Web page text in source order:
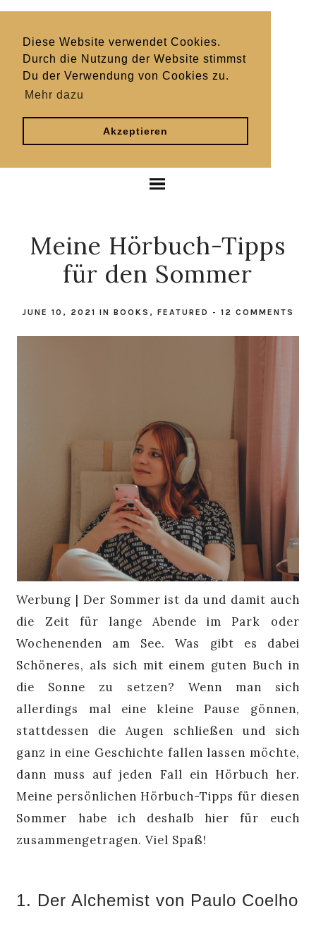
Diese Website verwendet Cookies.
Durch die Nutzung der Website stimmst
Du der Verwendung von Cookies zu.
Mehr dazu
Akzeptieren
Meine Hörbuch-Tipps
für den Sommer
JUNE 10, 2021 IN BOOKS , FEATURED - 12 COMMENTS
Werbung | Der Sommer ist da und damit auch
die Zeit für lange Abende im Park oder
Wochenenden am See. Was gibt es dabei
Schöneres, als sich mit einem guten Buch in
die Sonne zu setzen? Wenn man sich
allerdings mal eine kleine Pause gönnen,
stattdessen die Augen schließen und sich
ganz in eine Geschichte fallen lassen möchte,
dann muss auf jeden Fall ein Hörbuch her.
Meine persönlichen Hörbuch-Tipps für diesen
Sommer habe ich deshalb hier für euch
zusammengetragen. Viel Spaß!
1. Der Alchemist von Paulo Coelho